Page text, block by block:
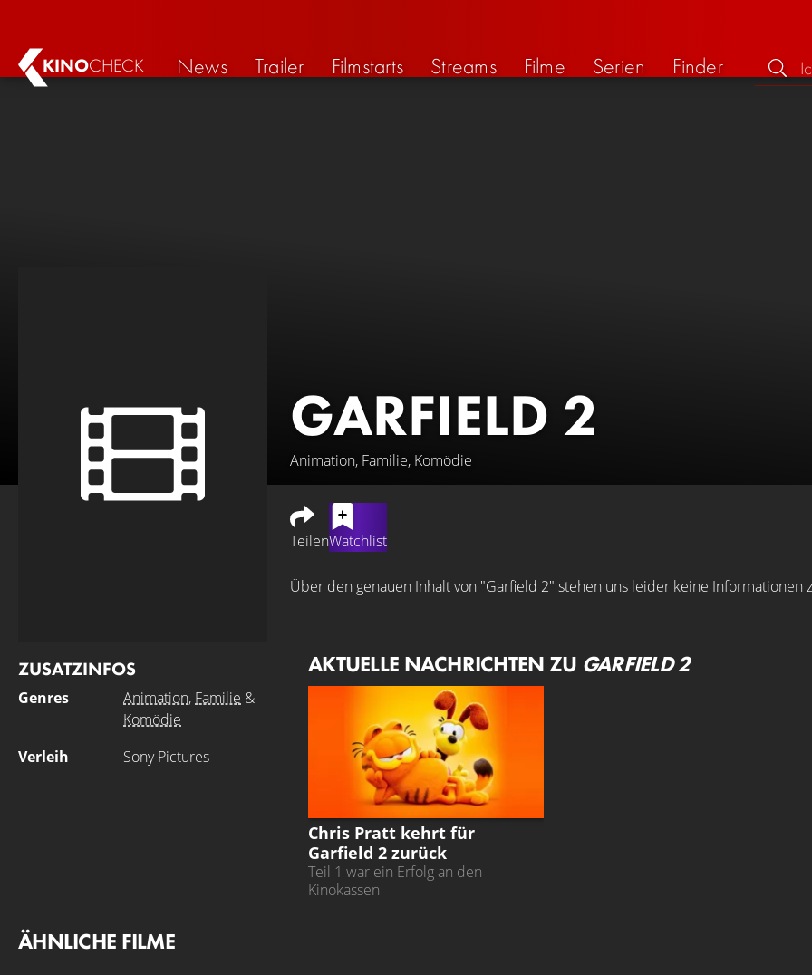
KINOCHECK News Trailer Filmstarts Streams Filme Serien Finder
GARFIELD 2
Animation, Familie, Komödie
ZUSATZINFOS
Genres Animation, Familie &
Komödie
Verleih
Sony Pictures
TeilenWatchlist
Über den genauen Inhalt von "Garfield 2" stehen uns leider keine Informationen
AKTUELLE NACHRICHTEN ZU GARFIELD 2
GARFIELD 2
Chris Pratt kehrt für
Garfield 2 zurück
Teil 1 war ein Erfolg an den
Kinokassen
ÄHNLICHE FILME